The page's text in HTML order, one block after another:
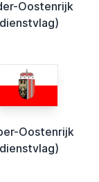
Oostenrijk
Oostenrijk